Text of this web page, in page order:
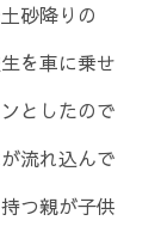
砂降りの
を車に乗せ
としたので
流れ込んで
つ親が子供